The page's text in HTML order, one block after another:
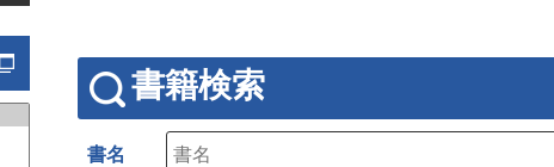
書籍検索
書名